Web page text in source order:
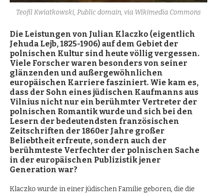
Teofil Kwiatkowski, Public domain, via Wikimedia Commons
Die Leistungen von Julian Klaczko (eigentlich
Jehuda Lejb, 1825-1906) auf dem Gebiet der
polnischen Kultur sind heute völlig vergessen.
Viele Forscher waren besonders von seiner
glänzenden und außergewöhnlichen
europäischen Karriere fasziniert. Wie kam es,
dass der Sohn eines jüdischen Kaufmanns aus
Vilnius nicht nur ein berühmter Vertreter der
polnischen Romantik wurde und sich bei den
Lesern der bedeutendsten französischen
Zeitschriften der 1860er Jahre großer
Beliebtheit erfreute, sondern auch der
berühmteste Verfechter der polnischen Sache
in der europäischen Publizistik jener
Generation war?
Klaczko wurde in einer jüdischen Familie geboren, die die